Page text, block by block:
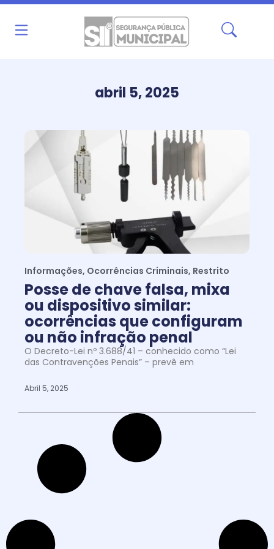
Ir
abril 5, 2025
Informações, Ocorrências Criminais, Restrito
Posse de chave falsa, mixa
ou dispositivo similar:
ocorrências que configuram
ou não infração penal
O Decreto-Lei nº 3.688/41 – conhecido como “Lei
das Contravenções Penais” – prevê em
Abril 5, 2025